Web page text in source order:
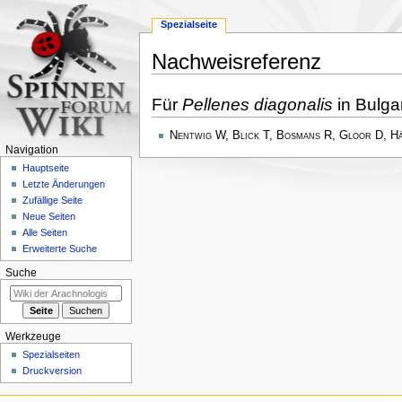
Nachweisreferenz
Navigation
springen
Suche
springen
Für Pellenes diagonalis in
Nentwig W, Blick T, Bosmans R, Gloor D,
Spezialseite
Navigation
Hauptseite
Letzte Änderungen
Zufällige Seite
Neue Seiten
Alle Seiten
Erweiterte Suche
Suche
Werkzeuge
Spezialseiten
Druckversion